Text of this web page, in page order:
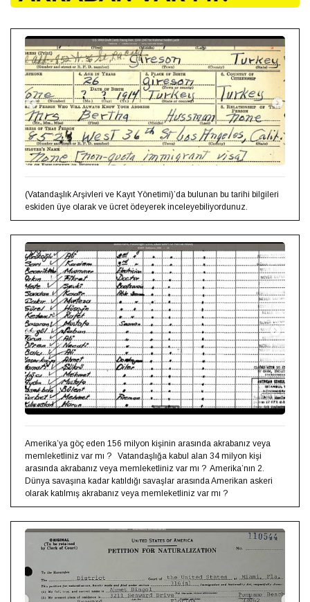
(Vatandaşlık Arşivleri ve Kayıt Yönetimi)’da bulunan bu tarihi bilgileri
eskiden üye olarak ve ücret ödeyerek inceleyebiliyordunuz.⁣
Amerika’ya göç eden 156 milyon kişinin arasında akrabanız veya
memleketliniz var mı ? ⁣ ⁣ Vatandaşlığa kabul alan 34 milyon kişi
arasında akrabanız veya memleketliniz var mı ?⁣ ⁣ Amerika’nın 2.
Dünya savaşına kadar katıldığı savaşlar arasında Amerikan askeri
olarak katılmış akrabanız veya memleketliniz var mı ? ⁣ ⁣